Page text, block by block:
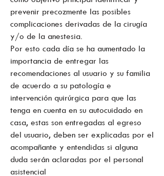
prevenir precozmente las posibles
complicaciones derivadas de la cirugía
y/o de la anestesia.
Por esto cada día se ha aumentado la
importancia de entregar las
recomendaciones al usuario y su familia
de acuerdo a su patología e
intervención quirúrgica para que las
tenga en cuenta en su autocuidado en
casa, estas son entregadas al egreso
del usuario, deben ser explicadas por el
acompañante y entendidas si alguna
duda serán aclaradas por el personal
asistencial